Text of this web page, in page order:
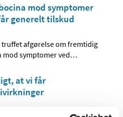
mod symptomer
generelt tilskud
afgørelse om fremtidig
symptomer ved…
at vi får